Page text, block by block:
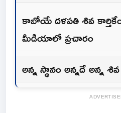
కాబోయే దళపతి శివ
మీడియాలో ప్రచారం
అన్న స్థానం అన్నదే అన్న